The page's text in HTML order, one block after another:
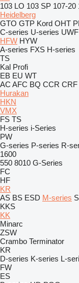
103 LO 103 SP 107-20
Heidelberg
GTO GTP Kord OHT
C-series U-series UWF
HFW HYW
A-series FXS H-series
TS
Kal Profi
EB EU WT
AC AFC BQ CCR CRF
Hurakan
HKN
VMX
FS TS
H-series i-Series
PW
G-series P-series R-
1600
550 8010 G-Series
FC
HF
KR
AS BS ESD M-series
KKS
KK
Minarc
ZSW
Crambo Terminator
KR
D-series K-series L-
FW
ES